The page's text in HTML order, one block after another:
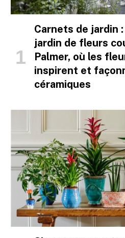
Carnets de jardin
jardin de fleurs
Palmer, où les
inspirent et
céramiques